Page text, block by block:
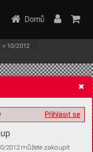
informací
Domů
» 10/2012
Přihlásit se
2012 můžete zakoupit